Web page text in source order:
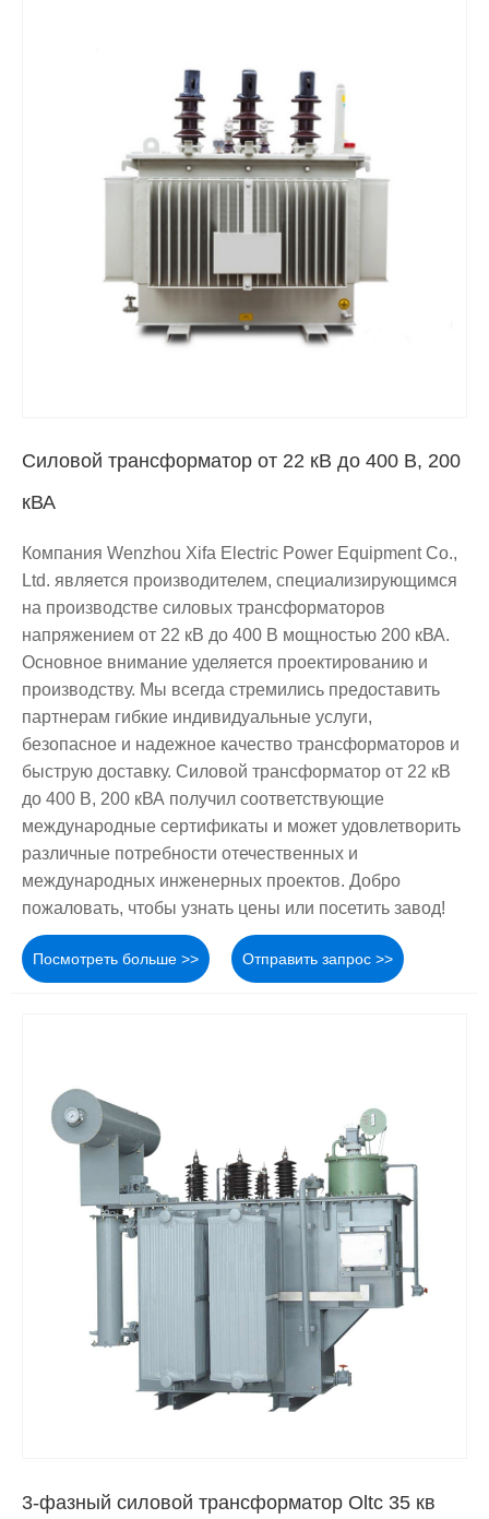
Силовой трансформатор от 22 кВ до 400 В, 200
кВА
Компания Wenzhou Xifa Electric Power Equipment Co.,
Ltd. является производителем, специализирующимся
на производстве силовых трансформаторов
напряжением от 22 кВ до 400 В мощностью 200 кВА.
Основное внимание уделяется проектированию и
производству. Мы всегда стремились предоставить
партнерам гибкие индивидуальные услуги,
безопасное и надежное качество трансформаторов и
быструю доставку. Силовой трансформатор от 22 кВ
до 400 В, 200 кВА получил соответствующие
международные сертификаты и может удовлетворить
различные потребности отечественных и
международных инженерных проектов. Добро
пожаловать, чтобы узнать цены или посетить завод!
Посмотреть больше >> Отправить запрос >>
3-фазный силовой трансформатор Oltc 35 кв